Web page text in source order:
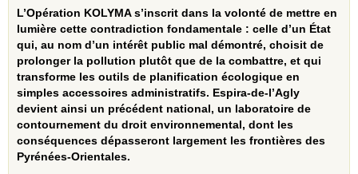
L’Opération KOLYMA s’inscrit dans la volonté de mettre en
lumière cette contradiction fondamentale : celle d’un État
qui, au nom d’un intérêt public mal démontré, choisit de
prolonger la pollution plutôt que de la combattre, et qui
transforme les outils de planification écologique en
simples accessoires administratifs. Espira‑de‑l’Agly
devient ainsi un précédent national, un laboratoire de
contournement du droit environnemental, dont les
conséquences dépasseront largement les frontières des
Pyrénées‑Orientales.